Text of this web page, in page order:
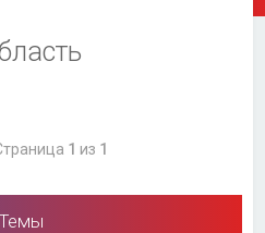
1 из 1
Темы